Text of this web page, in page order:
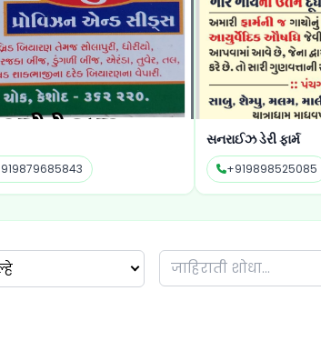
સનરાઈઝ ડેરી ફાર્મ
+919898525085